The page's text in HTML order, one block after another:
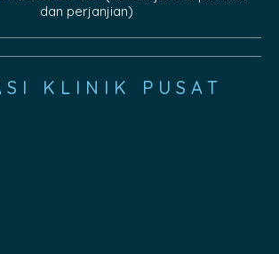
dan perjanjian)
KLINIK PUSAT